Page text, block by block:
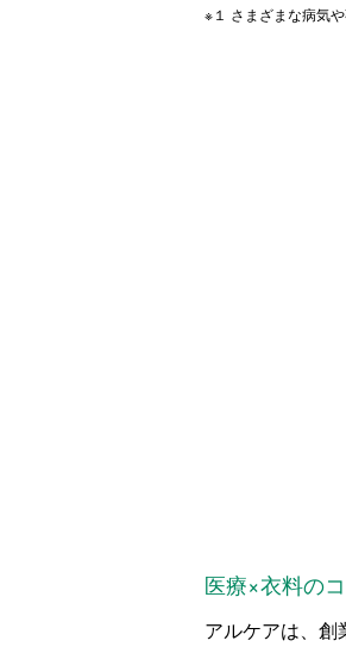
※１ さまざまな病気
医療×衣料の
アルケアは、創